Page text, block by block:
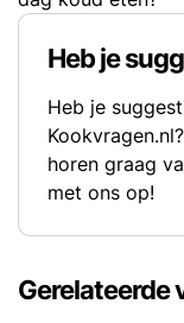
Heb je
Heb je
horen graag
met ons op!
Gerelateerde